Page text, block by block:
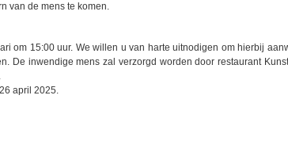
van de mens te komen.
om 15:00 uur. We willen u van harte uitnodigen om hierbij
De inwendige mens zal verzorgd worden door restaurant
april 2025.